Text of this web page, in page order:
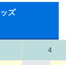
ズ
4